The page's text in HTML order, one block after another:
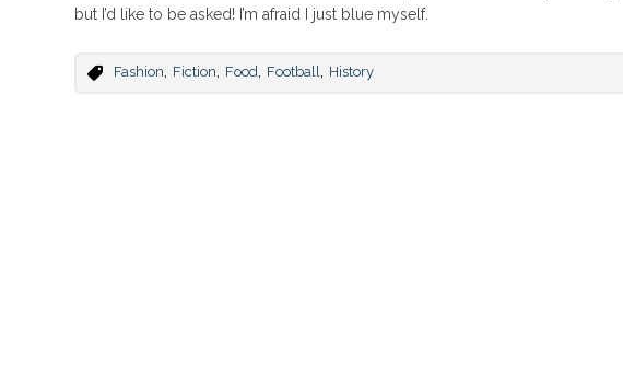
but I’d like to be asked! I’m afraid I just blue myself.
Fashion Fiction Food Football History